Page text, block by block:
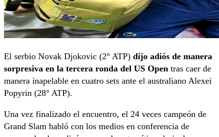
El serbio Novak Djokovic (2° ATP) dijo adiós de manera
sorpresiva en la tercera ronda del US Open tras caer de
manera inapelable en cuatro sets ante el australiano Alexei
Popyrin (28° ATP).
Una vez finalizado el encuentro, el 24 veces campeón de
Grand Slam habló con los medios en conferencia de